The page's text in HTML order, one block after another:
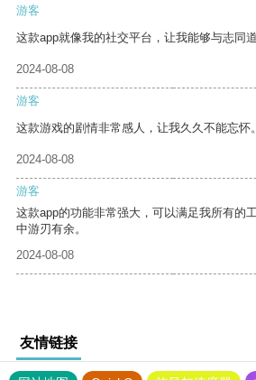
游客
这款app就像我的社交平台，让我能够与志同
2024-08-08
游客
这款游戏的剧情非常感人，让我久久不能忘怀。
2024-08-08
游客
这款app的功能非常强大，可以满足我所有的
中游刃有余。
2024-08-08
友情链接